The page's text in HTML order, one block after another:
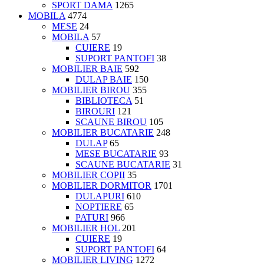
SPORT DAMA 1265
MOBILA 4774
MESE 24
MOBILA 57
CUIERE 19
SUPORT PANTOFI 38
MOBILIER BAIE 592
DULAP BAIE 150
MOBILIER BIROU 355
BIBLIOTECA 51
BIROURI 121
SCAUNE BIROU 105
MOBILIER BUCATARIE 248
DULAP 65
MESE BUCATARIE 93
SCAUNE BUCATARIE 31
MOBILIER COPII 35
MOBILIER DORMITOR 1701
DULAPURI 610
NOPTIERE 65
PATURI 966
MOBILIER HOL 201
CUIERE 19
SUPORT PANTOFI 64
MOBILIER LIVING 1272